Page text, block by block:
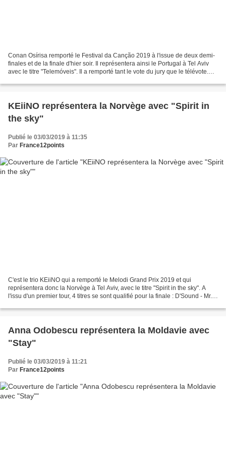
Conan Osírisa remporté le Festival da Canção 2019 à l'issue de deux demi-
finales et de la finale d'hier soir. Il représentera ainsi le Portugal à Tel Aviv
avec le titre "Telemóveis". Il a remporté tant le vote du jury que le télévote.
KEiiNO représentera la Norvège avec "Spirit in
the sky"
Publié le 03/03/2019 à 11:35
Par France12points
C'est le trio KEiiNO qui a remporté le Melodi Grand Prix 2019 et qui
représentera donc la Norvège à Tel Aviv, avec le titre "Spirit in the sky". A
l'issu d'un premier tour, 4 titres se sont qualifié pour la finale : D'Sound - Mr.
Anna Odobescu représentera la Moldavie avec
"Stay"
Publié le 03/03/2019 à 11:21
Par France12points